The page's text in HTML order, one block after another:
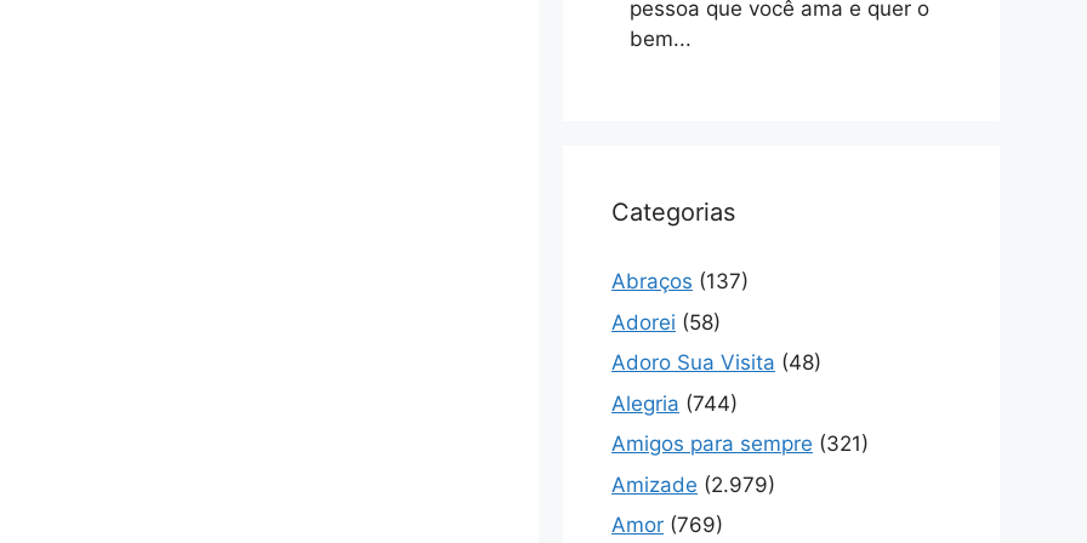
pessoa que você ama e quer o
bem...
Categorias
Abraços (137)
Adorei (58)
Adoro Sua Visita (48)
Alegria (744)
Amigos para sempre (321)
Amizade (2.979)
Amor (769)